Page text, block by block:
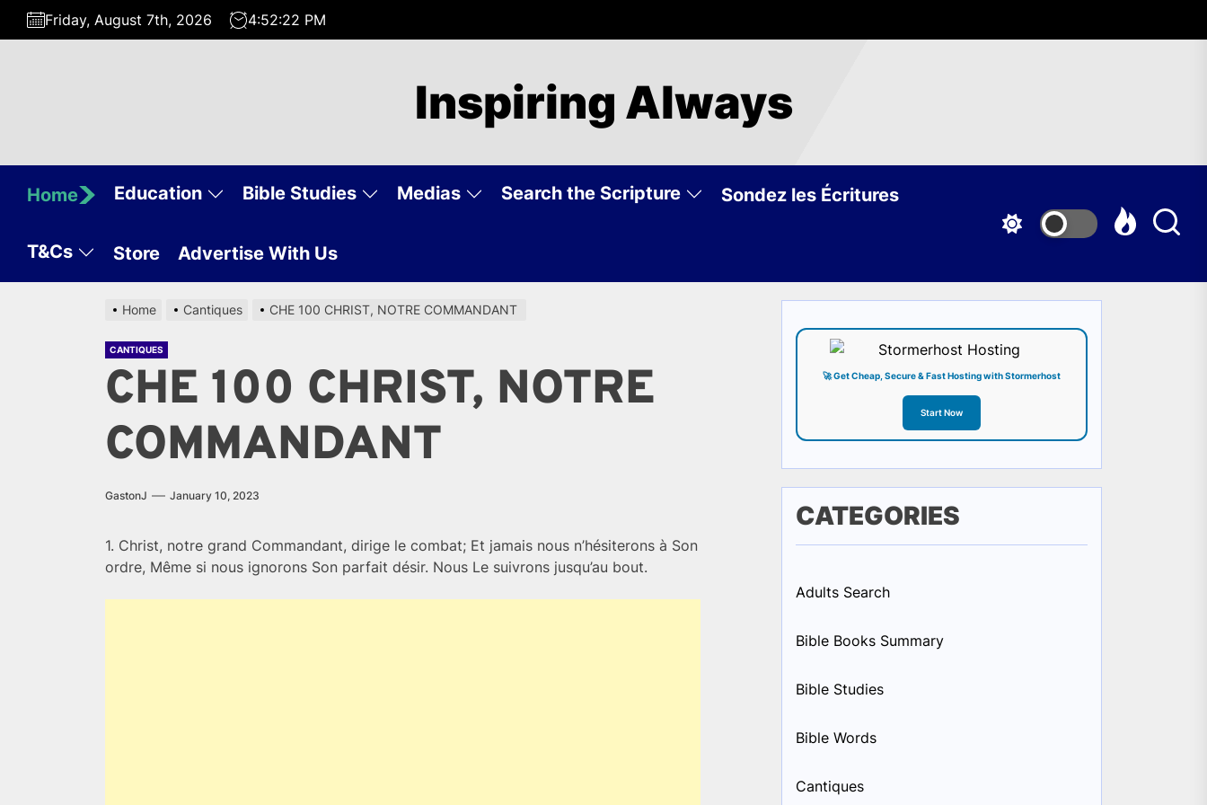
Skip
Friday, August 7th, 2026 4:52:22 PM
Inspiring Always
Home Education Bible Studies Medias Search the Scripture Sondez les Écritures
T&Cs Store Advertise With Us
Home Cantiques CHE 100 CHRIST, NOTRE COMMANDANT
CANTIQUES
CHE 100 CHRIST, NOTRE
COMMANDANT
GastonJ January 10, 2023
1. Christ, notre grand Commandant, dirige le combat; Et jamais nous n’hésiterons à Son
ordre, Même si nous ignorons Son parfait désir. Nous Le suivrons jusqu’au bout.
🚀 Get Cheap, Secure & Fast Hosting with Stormerhost
Start Now
CATEGORIES
Adults Search
Bible Books Summary
Bible Studies
Bible Words
Cantiques